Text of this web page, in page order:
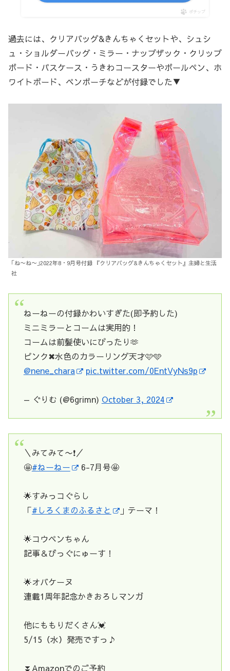
ポチップ
過去には、クリアバッグ&きんちゃくセットや、シュシ
ュ・ショルダーバッグ・ミラー・ナップザック・クリップ
ボード・パスケース・うきわコースターやボールペン、ホ
ワイトボード、ペンポーチなどが付録でした▼
｢ね〜ね〜｣2022年8・9月号付録 『クリアバッグ&きんちゃくセット』主婦と生活
社
ねーねーの付録かわいすぎた(即予約した)
ミニミラーとコームは実用的！
コームは前髪使いにぴったり🫶
ピンク✖水色のカラーリング天才🩷🩵
@nene_chara
pic.twitter.com/0EntVyNs9p
— ぐりむ (@6grimn) October 3, 2024
＼みてみて〜❗️／
🤩#ねーねー 6-7月号🤩
🌟すみっコぐらし
「#しろくまのふるさと 」テーマ！
🌟コウペンちゃん
記事＆びっぐにゅーす！
🌟オバケーヌ
連載1周年記念かきおろしマンガ
他にももりだくさん💓
5/15（水）発売ですっ♪
⏬Amazonでのご予約